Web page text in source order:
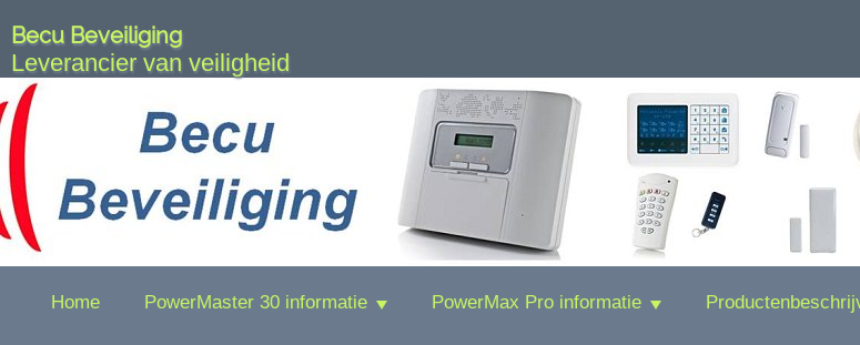
Becu Beveiliging
Leverancier van veiligheid
Home PowerMaster 30 informatie PowerMax Pro informatie